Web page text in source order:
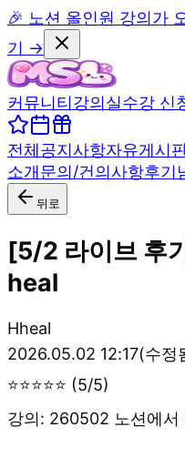
🎉 노션 올인원 강의가
기 →
커뮤니티강의실수강 신
전체공지사항자유게시
소개문의/건의사항후기
뒤로
[5/2 라이브
heal
Hheal
2026.05.02 12:17(수정
⭐⭐⭐⭐⭐ (5/5)
강의: 260502 노션에서